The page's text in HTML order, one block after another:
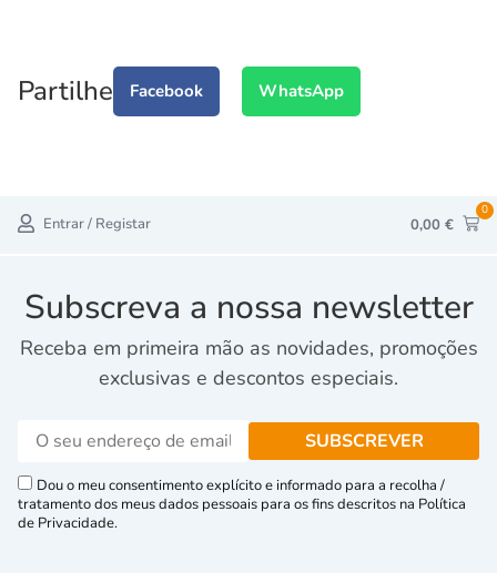
Partilhe Facebook WhatsApp
Entrar / Registar 0,00 €
0
Subscreva a nossa newsletter
Receba em primeira mão as novidades, promoções
exclusivas e descontos especiais.
Dou o meu consentimento explícito e informado para a recolha /
tratamento dos meus dados pessoais para os fins descritos na Política
de Privacidade.